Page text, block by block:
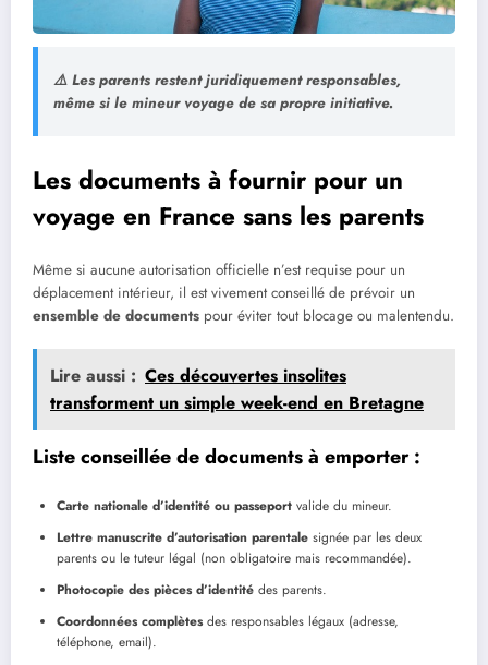
⚠️ Les parents restent juridiquement responsables,
même si le mineur voyage de sa propre initiative.
Les documents à fournir pour un
voyage en France sans les parents
Même si aucune autorisation officielle n’est requise pour un
déplacement intérieur, il est vivement conseillé de prévoir un
ensemble de documents pour éviter tout blocage ou malentendu.
Lire aussi : Ces découvertes insolites
transforment un simple week-end en Bretagne
Liste conseillée de documents à emporter :
Carte nationale d’identité ou passeport valide du mineur.
Lettre manuscrite d’autorisation parentale signée par les deux
parents ou le tuteur légal (non obligatoire mais recommandée).
Photocopie des pièces d’identité des parents.
Coordonnées complètesdes responsables légaux (adresse,
téléphone, email).